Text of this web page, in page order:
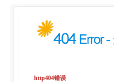
http404错误